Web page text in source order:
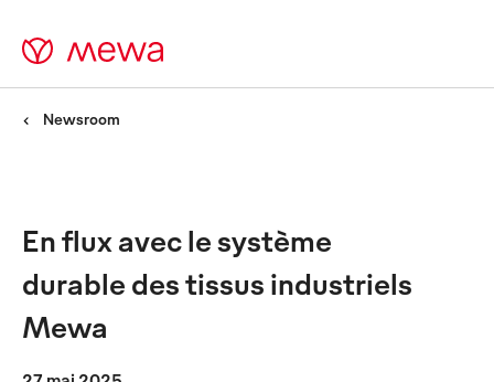
Newsroom
En flux avec le système
durable des tissus industriels
Mewa